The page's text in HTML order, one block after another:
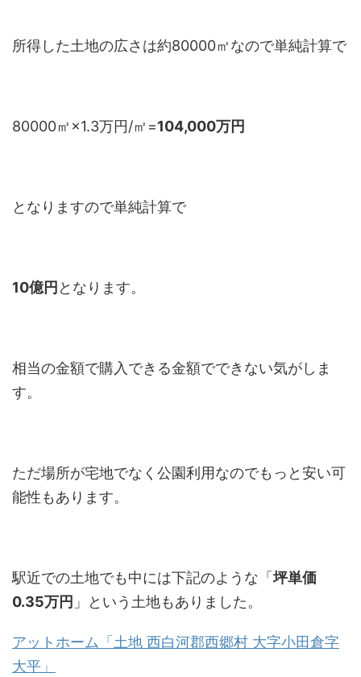
所得した土地の広さは約80000㎡なので単純計算で
80000㎡×1.3万円/㎡=104,000万円
となりますので単純計算で
10億円 となります。
相当の金額で購入できる金額でできない気がしま
す。
ただ場所が宅地でなく公園利用なのでもっと安い可
能性もあります。
駅近での土地でも中には下記のような「坪単価
0.35万円 」という土地もありました。
アットホーム「土地 西白河郡西郷村 大字小田倉字
大平」